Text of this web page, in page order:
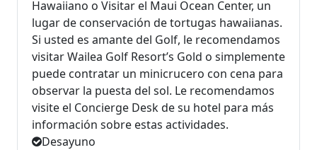
Hawaiiano o Visitar el Maui Ocean Center, un
lugar de conservación de tortugas hawaiianas.
Si usted es amante del Golf, le recomendamos
visitar Wailea Golf Resort’s Gold o simplemente
puede contratar un minicrucero con cena para
observar la puesta del sol. Le recomendamos
visite el Concierge Desk de su hotel para más
información sobre estas actividades.
Desayuno